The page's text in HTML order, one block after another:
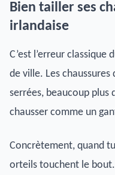
Bien tailler ses
irlandaise
C’est l’erreur
de ville. Les
serrées, beaucoup plus
chausser comme un
Concrètement, quand
orteils touchent le